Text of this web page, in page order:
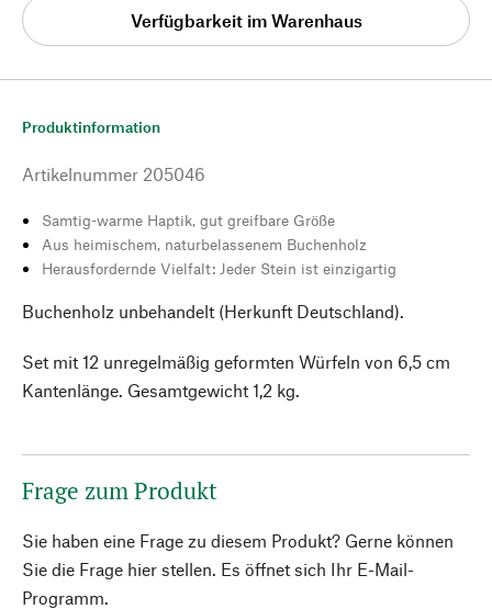
Verfügbarkeit im Warenhaus
Produktinformation
Artikelnummer 205046
Samtig-warme Haptik, gut greifbare Größe
Aus heimischem, naturbelassenem Buchenholz
Herausfordernde Vielfalt: Jeder Stein ist einzigartig
Buchenholz unbehandelt (Herkunft Deutschland).
Set mit 12 unregelmäßig geformten Würfeln von 6,5 cm
Kantenlänge. Gesamtgewicht 1,2 kg.
Frage zum Produkt
Sie haben eine Frage zu diesem Produkt? Gerne können
Sie die Frage hier stellen. Es öffnet sich Ihr E-Mail-
Programm.